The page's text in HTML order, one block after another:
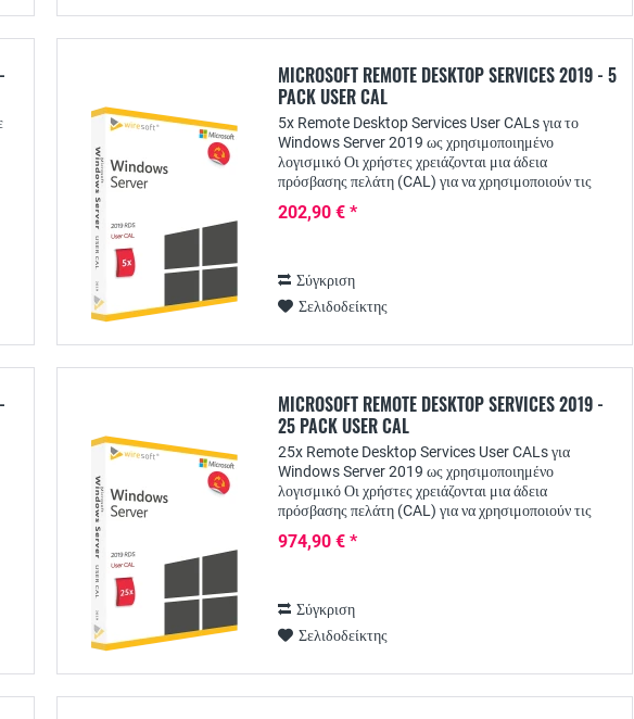
MICROSOFT REMOTE DESKTOP SERVICES 2019 - 5
PACK USER CAL
5x Remote Desktop Services User CALs για το
Windows Server 2019 ως χρησιμοποιημένο
λογισμικό Οι χρήστες χρειάζονται μια άδεια
πρόσβασης πελάτη (CAL) για να χρησιμοποιούν τις
τους...
202,90 € *
Σύγκριση
Σελιδοδείκτης
MICROSOFT REMOTE DESKTOP SERVICES 2019 -
25 PACK USER CAL
25x Remote Desktop Services User CALs για
Windows Server 2019 ως χρησιμοποιημένο
λογισμικό Οι χρήστες χρειάζονται μια άδεια
πρόσβασης πελάτη (CAL) για να χρησιμοποιούν τις
τους διακομιστές...
974,90 € *
Σύγκριση
Σελιδοδείκτης